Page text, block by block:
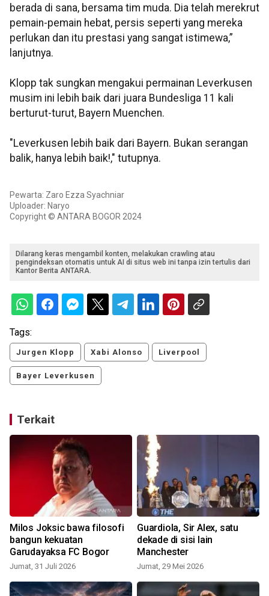
berada di sana, bersama tim muda. Dia telah merekrut
pemain-pemain hebat, persis seperti yang mereka
perlukan dan itu prestasi yang sangat istimewa,”
lanjutnya.
Klopp tak sungkan mengakui permainan Leverkusen
musim ini lebih baik dari juara Bundesliga 11 kali
berturut-turut, Bayern Muenchen.
"Leverkusen lebih baik dari Bayern. Bukan serangan
balik, hanya lebih baik!," tutupnya.
Pewarta: Zaro Ezza Syachniar
Uploader: Naryo
Copyright © ANTARA BOGOR 2024
Dilarang keras mengambil konten, melakukan crawling atau
pengindeksan otomatis untuk AI di situs web ini tanpa izin tertulis dari
Kantor Berita ANTARA.
Tags:
Jurgen Klopp Xabi Alonso Liverpool
Bayer Leverkusen
Terkait
Milos Joksic bawa filosofi
bangun kekuatan
Garudayaksa FC Bogor
Jumat, 31 Juli 2026
Guardiola, Sir Alex, satu
dekade di sisi lain
Manchester
Jumat, 29 Mei 2026